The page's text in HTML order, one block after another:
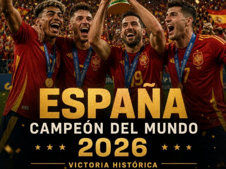
20 de agosto en el partido entre el conjunto turinés y el
Udinese, que el centrocampista vivió desde el banquillo.
Inmediatamente, ese mismo día, el Tribunal Nacional
Antidopaje decretó su suspensión, atribuyéndolo la
violación de los códigos 2.1 y 2.1 de las Normas
Deportivas que sancionan el uso e incluso el intento de
consumo de sustancias prohibidas.
TEMAS RELACIONADOS:
Durísima sanción contra Cristiano Ronaldo por sus
gestos contra la afición del Al-Shabab